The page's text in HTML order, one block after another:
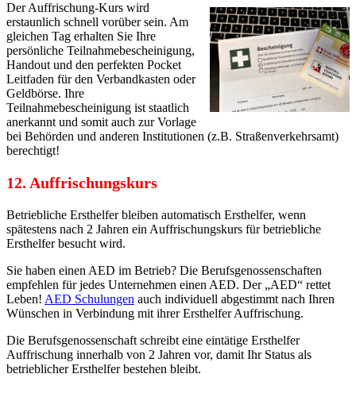
Der Auffrischung-Kurs wird
erstaunlich schnell vorüber sein. Am
gleichen Tag erhalten Sie Ihre
persönliche Teilnahmebescheinigung,
Handout und den perfekten Pocket
Leitfaden für den Verbandkasten oder
Geldbörse. Ihre
Teilnahmebescheinigung ist staatlich
anerkannt und somit auch zur Vorlage
bei Behörden und anderen Institutionen (z.B. Straßenverkehrsamt)
berechtigt!
12. Auffrischungskurs
Betriebliche Ersthelfer bleiben automatisch Ersthelfer, wenn
spätestens nach 2 Jahren ein Auffrischungskurs für betriebliche
Ersthelfer besucht wird.
Sie haben einen AED im Betrieb? Die Berufsgenossenschaften
empfehlen für jedes Unternehmen einen AED. Der „AED“ rettet
Leben! AED Schulungen auch individuell abgestimmt nach Ihren
Wünschen in Verbindung mit ihrer Ersthelfer Auffrischung.
Die Berufsgenossenschaft schreibt eine eintätige Ersthelfer
Auffrischung innerhalb von 2 Jahren vor, damit Ihr Status als
betrieblicher Ersthelfer bestehen bleibt.